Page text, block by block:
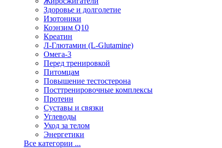
Здоровье и долголетие
Изотоники
Коэнзим Q10
Креатин
Л-Глютамин (L-Glutamine)
Омега-3
Перед тренировкой
Питомцам
Повышение тестостерона
Посттренировочные комплексы
Протеин
Суставы и связки
Углеводы
Уход за телом
Энергетики
Все категории ...